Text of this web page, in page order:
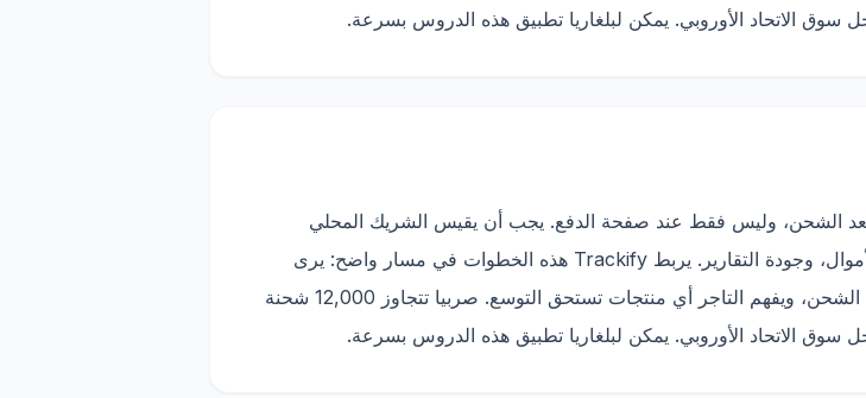
بعد الشحن، وليس فقط عند صفحة الدفع. يجب أن يقيس الشريك المحلي
التأكيدات، والتسليمات الفعلية، والمرتجعات، وسرعة تحصيل الأموال، وجودة التقارير. يربط Trackify هذه الخطوات في مسار واضح: يرى
العميل الطلبات، ويرى الفريق المحلي الحالات، ويتم تتبع شركة الشحن، ويفهم التاجر أي منتجات تستحق التوسع. صربيا تتجاوز 12,000 شحنة